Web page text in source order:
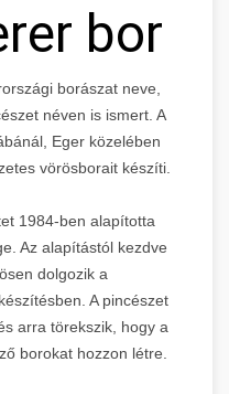
bor
borászat neve,
néven is ismert. A
Eger közelében
vörösborait készíti.
1984-ben alapította
Az alapítástól kezdve
dolgozik a
A pincészet
arra törekszik, hogy a
borokat hozzon létre.